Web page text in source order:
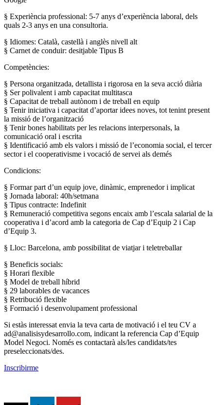
§ Experiència professional: 5-7 anys d’experiència laboral, dels
quals 2-3 anys en una consultoria.
§ Idiomes: Català, castellà i anglès nivell alt
§ Carnet de conduir: desitjable Tipus B
Competències:
§ Persona organitzada, detallista i rigorosa en la seva acció diària
§ Ser polivalent i amb capacitat multitasca
§ Capacitat de treball autònom i de treball en equip
§ Tenir iniciativa i capacitat d’aportar idees noves, tot tenint present
la missió de l’organització
§ Tenir bones habilitats per les relacions interpersonals, la
comunicació oral i escrita
§ Identificació amb els valors i missió de l’economia social, el tercer
sector i el cooperativisme i vocació de servei als demés
Condicions:
§ Formar part d’un equip jove, dinàmic, emprenedor i implicat
§ Jornada laboral: 40h/setmana
§ Tipus contracte: Indefinit
§ Remuneració competitiva segons encaix amb l’escala salarial de la
cooperativa i d’acord amb la categoria de Cap d’Equip 2 i Cap
d’Equip 3.
§ Lloc: Barcelona, amb possibilitat de viatjar i teletreballar
§ Beneficis socials:
§ Horari flexible
§ Model de treball híbrid
§ 29 laborables de vacances
§ Retribució flexible
§ Formació i desenvolupament professional
Si estàs interessat envia la teva carta de motivació i el teu CV a
ad@analisisydesarrollo.com, indicant la referencia Cap d’Equip
Model Negoci. Només es contactarà als/les candidats/tes
preseleccionats/des.
Inscribirme